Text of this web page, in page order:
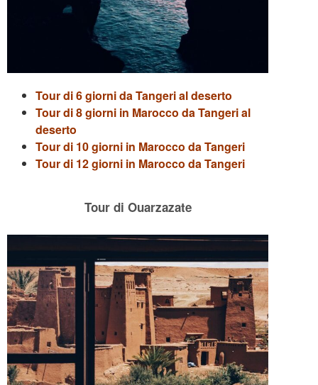
Tour di 6 giorni da Tangeri al deserto
Tour di 8 giorni in Marocco da Tangeri al
deserto
Tour di 10 giorni in Marocco da Tangeri
Tour di 12 giorni in Marocco da Tangeri
Tour di Ouarzazate